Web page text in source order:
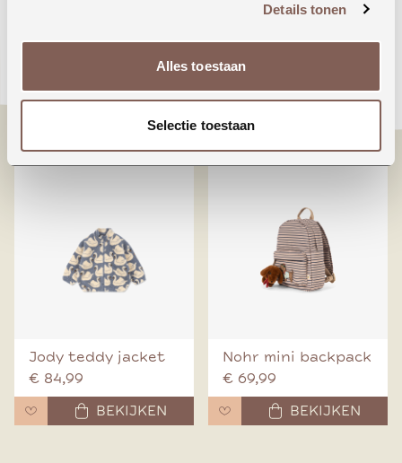
Details tonen
Alles toestaan
Selectie toestaan
€ 24,99
BEKIJKEN
€ 70,00
Jody teddy jacket
€ 84,99
BEKIJKEN
Nohr mini backpack
€ 69,99
BEKIJKEN